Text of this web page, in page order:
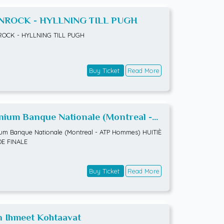
- HYLLNING TILL PUGH
- HYLLNING TILL PUGH
Buy Ticket Read More
Banque Nationale (Montreal -
Hommes) HUITIÈMES DE FINALE
Banque Nationale (Montreal - ATP Hommes) HUITIÈ
FINALE
Buy Ticket Read More
Ihmeet Kohtaavat